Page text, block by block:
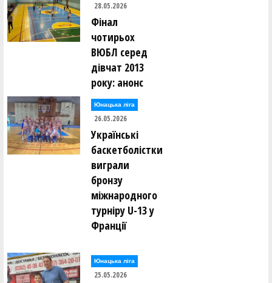
28.05.2026
Фінал
чотирьох
ВЮБЛ серед
дівчат 2013
року: анонс
Юнацька ліга
26.05.2026
Українські
баскетболістки
виграли
бронзу
міжнародного
турніру U-13 у
Франції
Юнацька ліга
25.05.2026